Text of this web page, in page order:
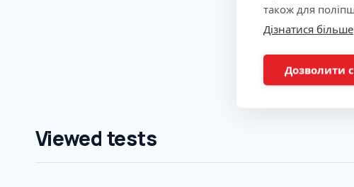
також для
Дізнатися більше
Дозволити
Method
Preparation
Viewed tests